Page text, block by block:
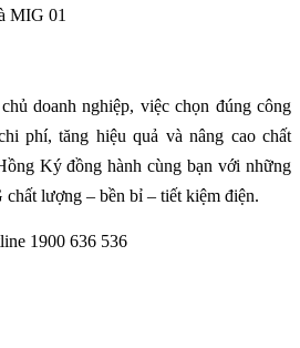
doanh nghiệp, việc chọn đúng công
phí, tăng hiệu quả và nâng cao chất
Ký đồng hành cùng bạn với những
lượng – bền bỉ – tiết kiệm điện.
1900 636 536